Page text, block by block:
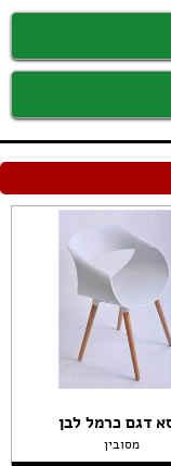
דגם כרמל לבן
מסובין